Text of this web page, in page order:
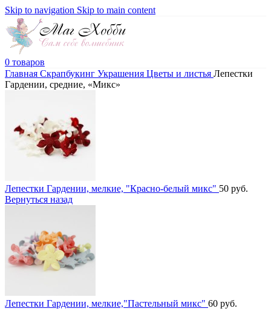
Skip to navigation Skip to main content
0 товаров
Главная Скрапбукинг Украшения Цветы и листья Лепестки
Гардении, средние, «Микс»
Лепестки Гардении, мелкие, "Красно-белый микс" 50 руб.
Вернуться назад
Лепестки Гардении, мелкие,"Пастельный микс" 60 руб.